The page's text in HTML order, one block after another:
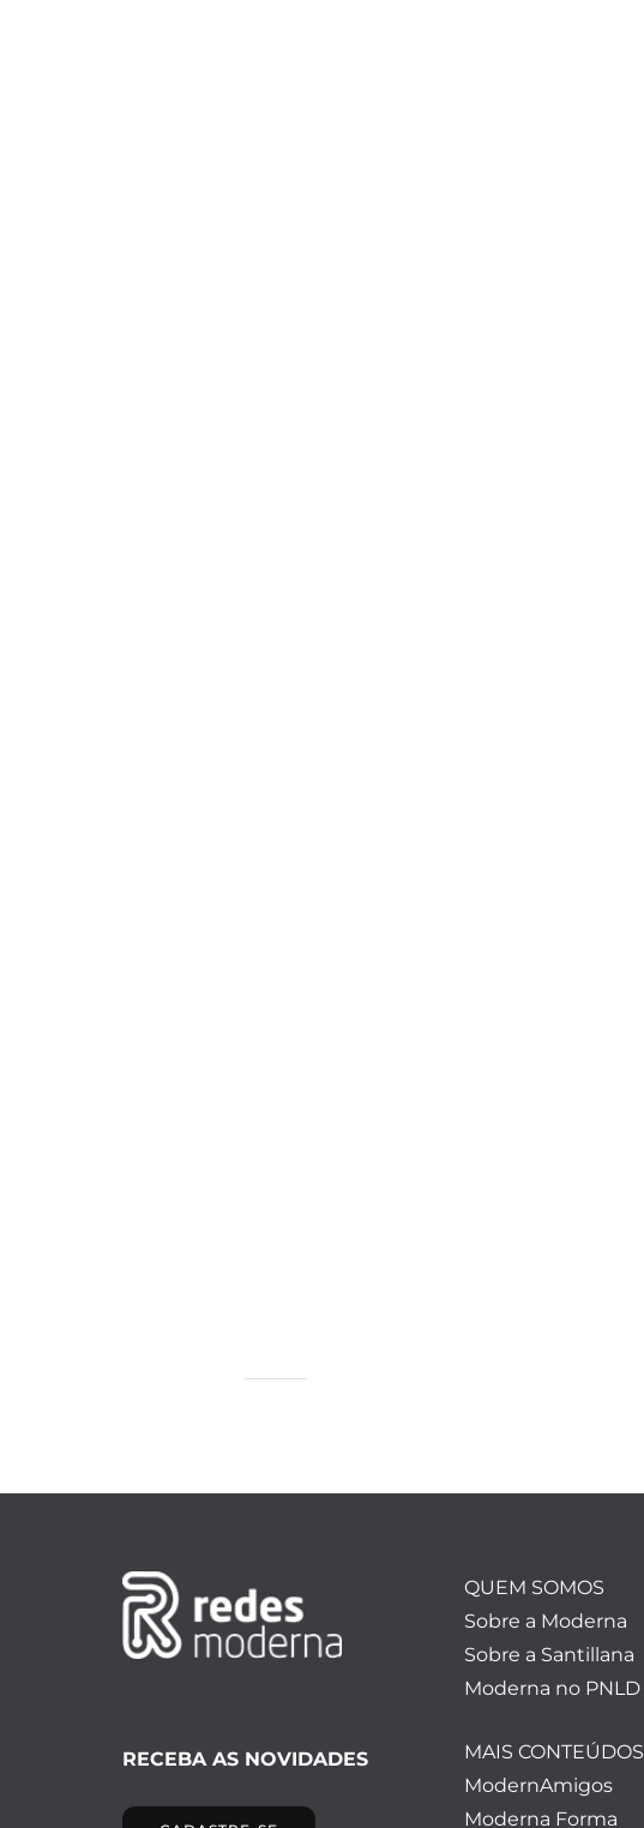
RECEBA AS NOVIDADES
QUEM SOMOS
Sobre a Moderna
Sobre a Santillana
Moderna no PNLD
MAIS CONTEÚDOS
ModernAmigos
Moderna Forma